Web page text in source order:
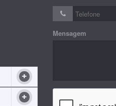
Mensagem